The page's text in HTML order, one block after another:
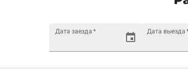
Дата заезда * Дата выезда